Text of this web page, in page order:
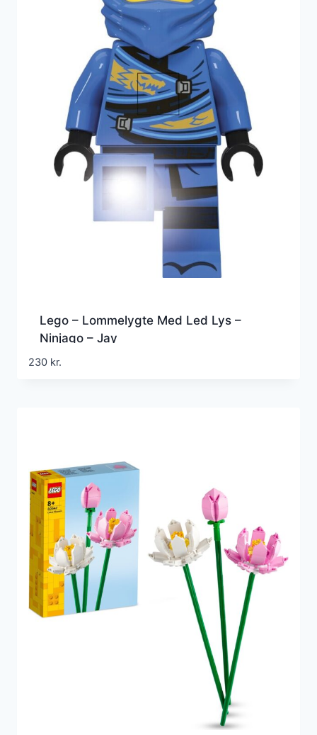
Lego – Lommelygte Med Led Lys –
Ninjago – Jay
230 kr.